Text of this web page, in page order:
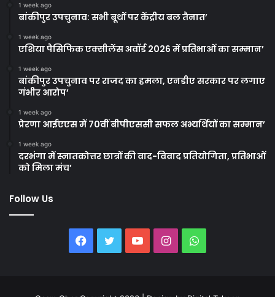
1 week ago
बांकीपुर उपचुनाव: सभी बूथों पर केंद्रीय बल तैनात’
1 week ago
एशिया पैसिफिक एक्सीलेंस अवॉर्ड 2026 में प्रतिभाओं का सम्मान’
1 week ago
बांकीपुर उपचुनाव पर राजद का हमला, एनडीए सरकार पर लगाए
गंभीर आरोप’
1 week ago
प्रेरणा आईएएस में 70वीं बीपीएससी सफल अभ्यर्थियों का सम्मान’
1 week ago
दरभंगा में स्नातकोत्तर छात्रों की वाद-विवाद प्रतियोगिता, प्रतिभाओं
को मिला मंच’
Follow Us
Facebook
TwitterYouTubeInstagramWhatsApp